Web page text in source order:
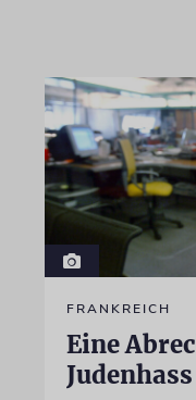
FRANKREICH
Eine